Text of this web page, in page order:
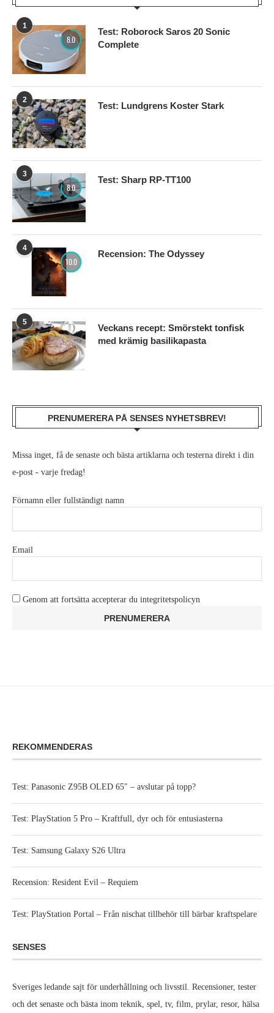
1
8.0
Test: Roborock Saros 20 Sonic
Complete
2
Test: Lundgrens Koster Stark
3
8.0
Test: Sharp RP-TT100
4
10.0
Recension: The Odyssey
5
Veckans recept: Smörstekt tonfisk
med krämig basilikapasta
PRENUMERERA PÅ SENSES NYHETSBREV!
Missa inget, få de senaste och bästa artiklarna och testerna direkt i din
e-post - varje fredag!
Förnamn eller fullständigt namn
Email
Genom att fortsätta accepterar du integritetspolicyn
REKOMMENDERAS
Test: Panasonic Z95B OLED 65″ – avslutar på topp?
Test: PlayStation 5 Pro – Kraftfull, dyr och för entusiasterna
Test: Samsung Galaxy S26 Ultra
Recension: Resident Evil – Requiem
Test: PlayStation Portal – Från nischat tillbehör till bärbar kraftspelare
SENSES
Sveriges ledande sajt för underhållning och livsstil. Recensioner, tester
och det senaste och bästa inom teknik, spel, tv, film, prylar, resor, hälsa